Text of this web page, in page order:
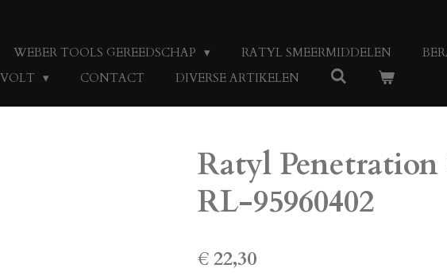
WEBER TOOLS GEREEDSCHAP RATYL SMEERMIDDELEN
CONTACT DIVERSE ARTIKELEN
Ratyl
RL-95960402
€ 22,30